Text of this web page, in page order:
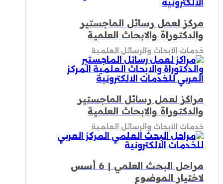
مركز لعمل رسائل الماجستير
والدكتوراة والابحاث العلمية
خدمات الأبحاث والرسائل العلمية
مراكز لعمل رسائل الماجستير
والدكتوراة والابحاث العلمية
خدمات الأبحاث والرسائل العلمية
مراحل البحث العلمي | 6 أسس
لاختيار الموضوع